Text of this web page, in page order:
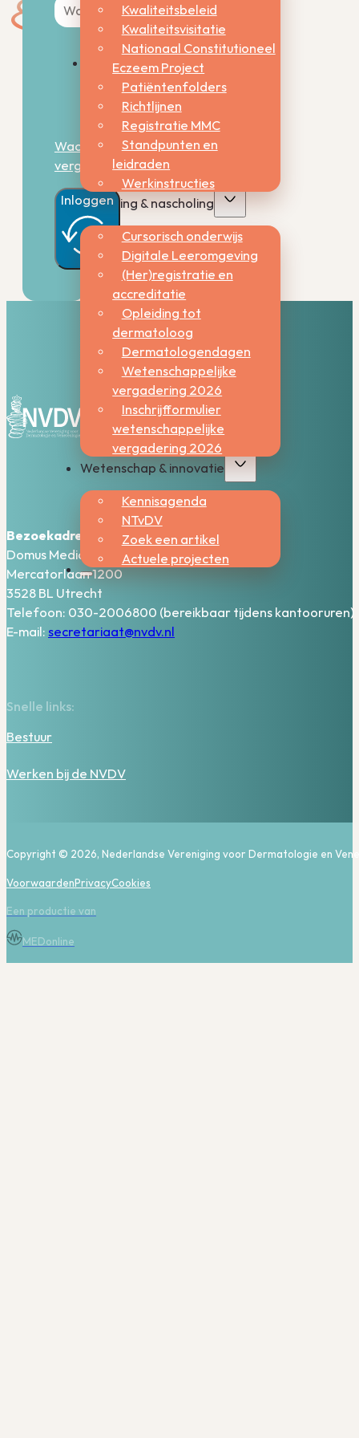
Kwaliteitsbeleid
Kwaliteitsvisitatie
Nationaal Constitutioneel
Eczeem Project
Patiëntenfolders
Richtlijnen
Registratie MMC
Standpunten en
leidraden
Werkinstructies
Opleiding & nascholing
Cursorisch onderwijs
Digitale Leeromgeving
(Her)registratie en
accreditatie
Opleiding tot
dermatoloog
Dermatologendagen
Wetenschappelijke
vergadering 2026
Inschrijfformulier
wetenschappelijke
vergadering 2026
Wetenschap & innovatie
Kennisagenda
NTvDV
Zoek een artikel
Actuele projecten
Onthoud
mij
Wachtwoord
vergeten?
Inloggen
Bezoekadres:
Domus Medica – 5e verdieping
Mercatorlaan 1200
3528 BL Utrecht
Telefoon: 030-2006800 (bereikbaar tijdens kantooruren)
E-mail: secretariaat@nvdv.nl
Snelle links:
Bestuur
Werken bij de NVDV
Copyright © 2026, Nederlandse Vereniging voor Dermatologie en
VoorwaardenPrivacyCookies
Een productie van
MEDonline